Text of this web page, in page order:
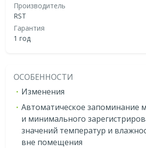
Производитель
RST
Гарантия
1 год
ОСОБЕННОСТИ
Изменения
Автоматическое запоминание
и минимального
значений температур и
вне помещения